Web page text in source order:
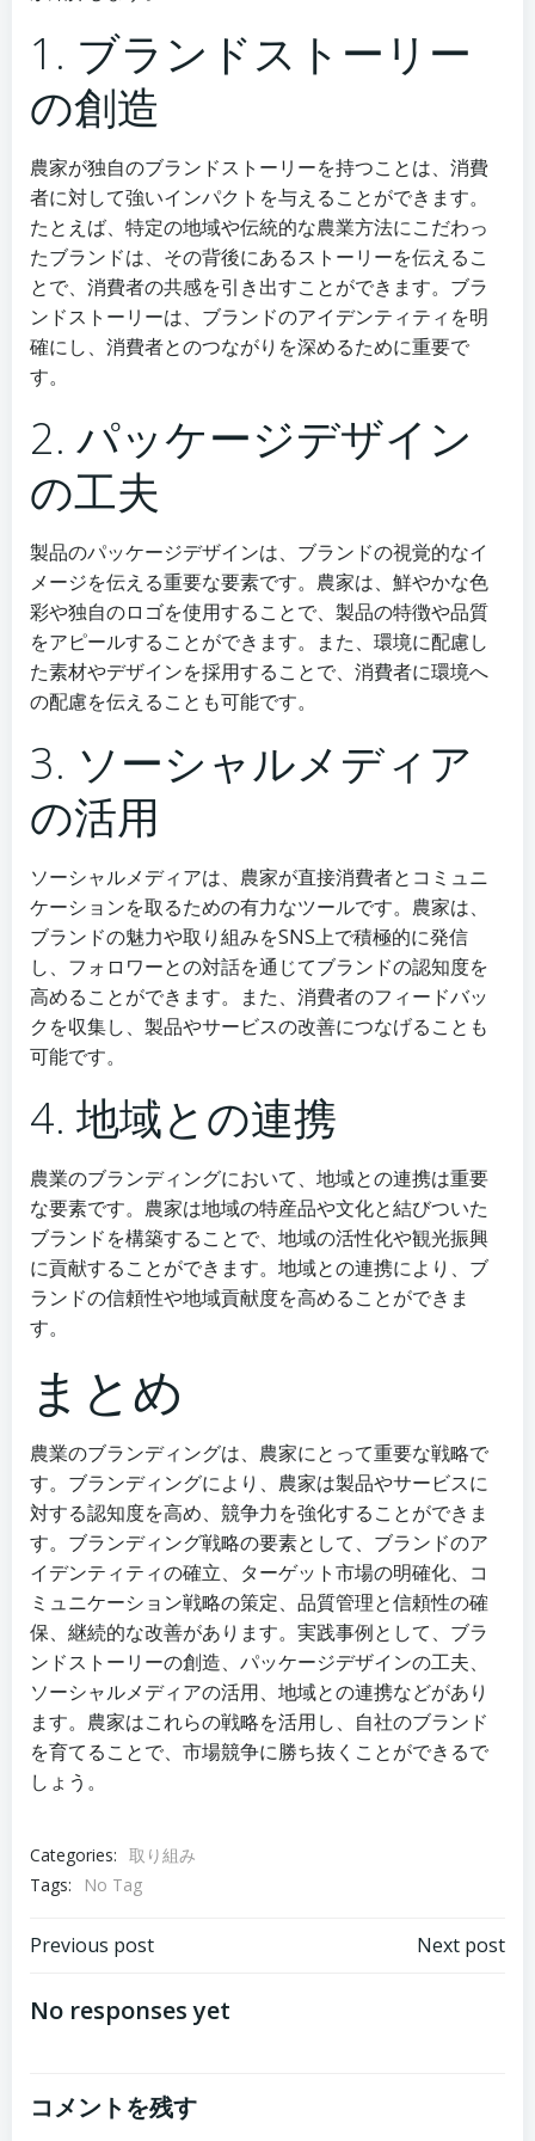
1. ブランドストーリー
の創造
農家が独自のブランドストーリーを持つことは、消費
者に対して強いインパクトを与えることができます。
たとえば、特定の地域や伝統的な農業方法にこだわっ
たブランドは、その背後にあるストーリーを伝えるこ
とで、消費者の共感を引き出すことができます。ブラ
ンドストーリーは、ブランドのアイデンティティを明
確にし、消費者とのつながりを深めるために重要で
す。
2. パッケージデザイン
の工夫
製品のパッケージデザインは、ブランドの視覚的なイ
メージを伝える重要な要素です。農家は、鮮やかな色
彩や独自のロゴを使用することで、製品の特徴や品質
をアピールすることができます。また、環境に配慮し
た素材やデザインを採用することで、消費者に環境へ
の配慮を伝えることも可能です。
3. ソーシャルメディア
の活用
ソーシャルメディアは、農家が直接消費者とコミュニ
ケーションを取るための有力なツールです。農家は、
ブランドの魅力や取り組みをSNS上で積極的に発信
し、フォロワーとの対話を通じてブランドの認知度を
高めることができます。また、消費者のフィードバッ
クを収集し、製品やサービスの改善につなげることも
可能です。
4. 地域との連携
農業のブランディングにおいて、地域との連携は重要
な要素です。農家は地域の特産品や文化と結びついた
ブランドを構築することで、地域の活性化や観光振興
に貢献することができます。地域との連携により、ブ
ランドの信頼性や地域貢献度を高めることができま
す。
まとめ
農業のブランディングは、農家にとって重要な戦略で
す。ブランディングにより、農家は製品やサービスに
対する認知度を高め、競争力を強化することができま
す。ブランディング戦略の要素として、ブランドのア
イデンティティの確立、ターゲット市場の明確化、コ
ミュニケーション戦略の策定、品質管理と信頼性の確
保、継続的な改善があります。実践事例として、ブラ
ンドストーリーの創造、パッケージデザインの工夫、
ソーシャルメディアの活用、地域との連携などがあり
ます。農家はこれらの戦略を活用し、自社のブランド
を育てることで、市場競争に勝ち抜くことができるで
しょう。
Categories: 取り組み
Tags:
No Tag
投
稿
Previous post Next post
No responses yet
コメントを残す